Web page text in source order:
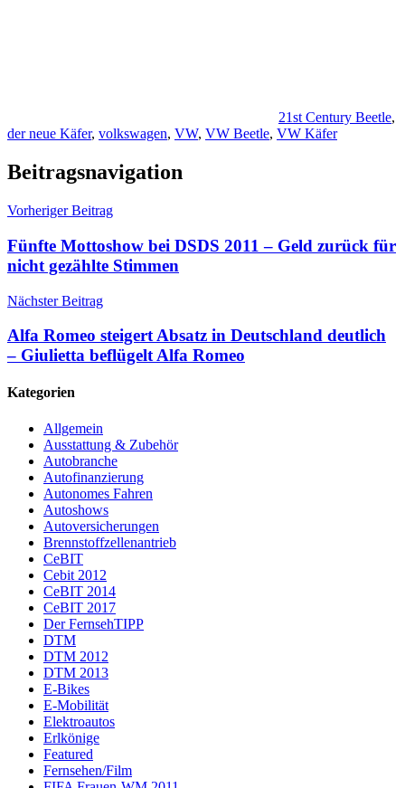
21st Century Beetle,
der neue Käfer, volkswagen, VW, VW Beetle, VW Käfer
Beitragsnavigation
Vorheriger Beitrag
Fünfte Mottoshow bei DSDS 2011 – Geld zurück für
nicht gezählte Stimmen
Nächster Beitrag
Alfa Romeo steigert Absatz in Deutschland deutlich
– Giulietta beflügelt Alfa Romeo
Kategorien
Allgemein
Ausstattung & Zubehör
Autobranche
Autofinanzierung
Autonomes Fahren
Autoshows
Autoversicherungen
Brennstoffzellenantrieb
CeBIT
Cebit 2012
CeBIT 2014
CeBIT 2017
Der FernsehTIPP
DTM
DTM 2012
DTM 2013
E-Bikes
E-Mobilität
Elektroautos
Erlkönige
Featured
Fernsehen/Film